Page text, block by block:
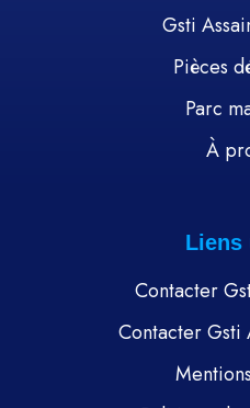
Gsti
Pièces
Parc
À
Liens
Contacter
Contacter Gsti